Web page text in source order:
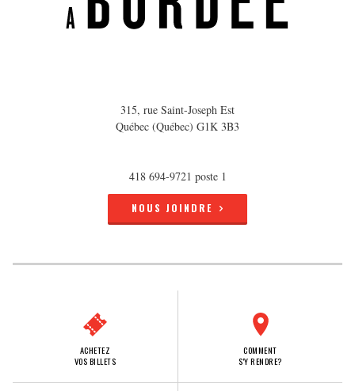
315, rue Saint-Joseph Est
Québec (Québec) G1K 3B3
418 694-9721 poste 1
NOUS JOINDRE
ACHETEZ
VOS BILLETS
COMMENT
S'Y RENDRE?